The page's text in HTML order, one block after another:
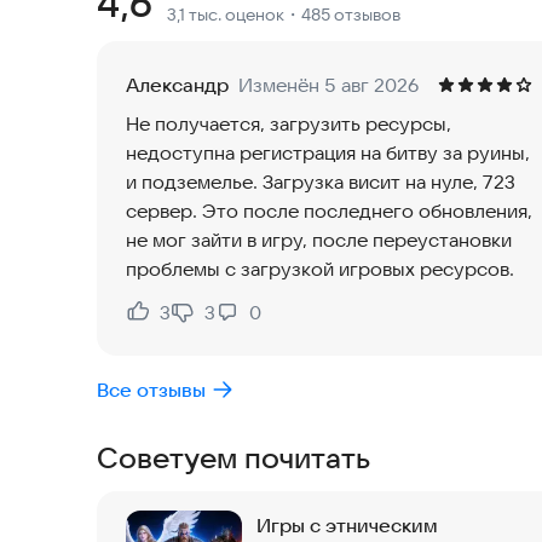
Станьте лидером племени викингов,
союзы с другими игроками, разрабатывайте
⚔️ Сражайтесь за славу ⚔️
Каждое решение имеет значение. Бросьте
союзниками. Реалистичные бои в реальном
победу принесут незабываемое
Расширяйте территорию племени, стройте и
уникальные бонусы!
🌊 Отправляйтесь в морской бой 🌊
3,1 тыс. оценок ・485 отзывов
Александр Изменён 5 авг 2026
Не получается, загрузить ресурсы,
недоступна регистрация на битву за руины,
и подземелье. Загрузка висит на нуле, 723
сервер. Это после последнего обновления,
не мог зайти в игру, после переустановки
проблемы с загрузкой игровых ресурсов.
Нравится:
3
Не нравится:
3 0
Все отзывы
Советуем почитать
Игры с этническим